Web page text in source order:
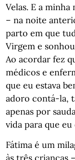
Velas. E a minha
– na noite
parto em que
Virgem e
Ao acordar fez
médicos e
que eu estava
adoro contá-la,
apenas por
vida para que eu
Fátima é um